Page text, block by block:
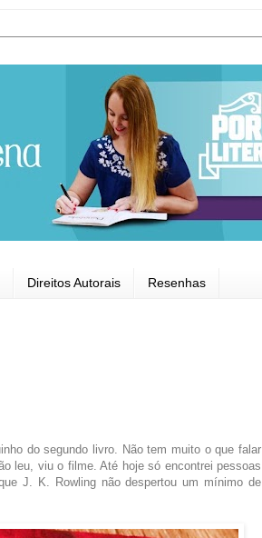
Direitos Autorais Resenhas
do segundo livro. Não tem muito o que falar
leu, viu o filme. Até hoje só encontrei pessoas
J. K. Rowling não despertou um mínimo de